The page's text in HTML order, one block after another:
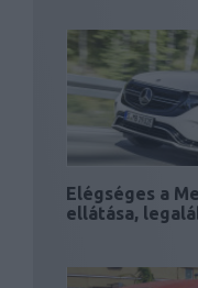
Elégséges a
ellátása,